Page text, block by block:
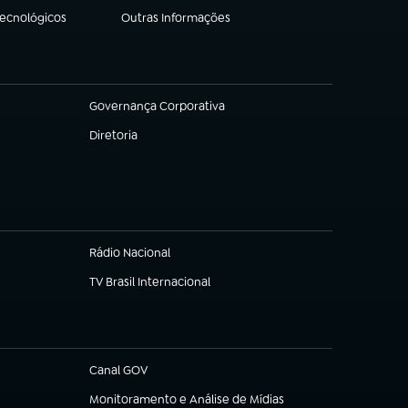
Outras Informações
(abre em nova aba)
Governança Corporativa
(abre em nova aba)
Diretoria
(abre em nova aba)
Rádio Nacional
(abre em nova aba)
TV Brasil Internacional
(abre em nova aba)
Canal GOV
(abre em nova aba)
Monitoramento e Análise de Mídias
(abre em nova aba)